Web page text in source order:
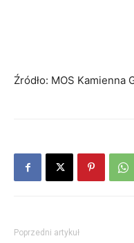
Źródło: MOS Kamienna
Poprzedni artykuł